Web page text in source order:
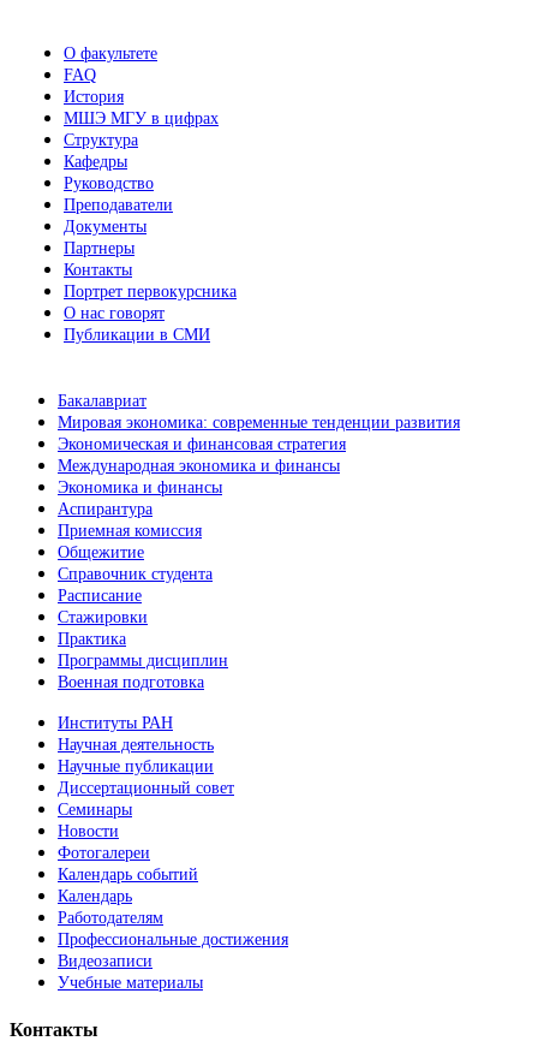
О факультете
FAQ
История
МШЭ МГУ в цифрах
Структура
Кафедры
Руководство
Преподаватели
Документы
Партнеры
Контакты
Портрет первокурсника
О нас говорят
Публикации в СМИ
Бакалавриат
Мировая экономика: современные тенденции развития
Экономическая и финансовая стратегия
Международная экономика и финансы
Экономика и финансы
Аспирантура
Приемная комиссия
Общежитие
Справочник студента
Расписание
Стажировки
Практика
Программы дисциплин
Военная подготовка
Институты РАН
Научная деятельность
Научные публикации
Диссертационный совет
Семинары
Новости
Фотогалереи
Календарь событий
Календарь
Работодателям
Профессиональные достижения
Видеозаписи
Учебные материалы
Контакты